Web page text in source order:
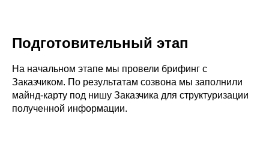
Подготовительный этап
На начальном этапе мы провели брифинг с
Заказчиком. По результатам созвона мы заполнили
майнд-карту под нишу Заказчика для структуризации
полученной информации.